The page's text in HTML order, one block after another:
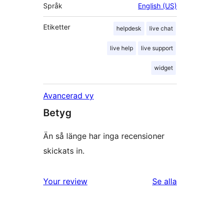
Språk English (US)
Etiketter helpdesk live chat
live help live support
widget
Avancerad vy
Betyg
Än så länge har inga recensioner
skickats in.
Your review Se alla